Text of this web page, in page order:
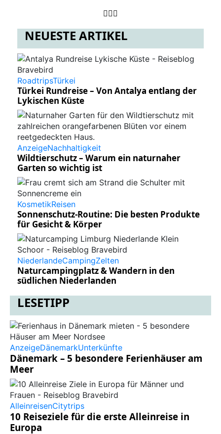
NEUESTE ARTIKEL
RoadtripsTürkei
Türkei Rundreise – Von Antalya entlang der
Lykischen Küste
AnzeigeNachhaltigkeit
Wildtierschutz – Warum ein naturnaher
Garten so wichtig ist
KosmetikReisen
Sonnenschutz-Routine: Die besten Produkte
für Gesicht & Körper
NiederlandeCampingZelten
Naturcampingplatz & Wandern in den
südlichen Niederlanden
LESETIPP
AnzeigeDänemarkUnterkünfte
Dänemark – 5 besondere Ferienhäuser am
Meer
AlleinreisenCitytrips
10 Reiseziele für die erste Alleinreise in
Europa